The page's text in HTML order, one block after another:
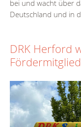
bei und wacht über
Deutschland und in
DRK Herford